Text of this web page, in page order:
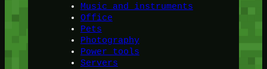
Music and instruments
Office
Pets
Photography
Power tools
Servers